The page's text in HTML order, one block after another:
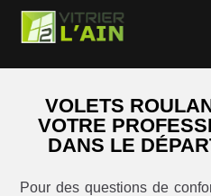
VOLETS
VOTRE
DANS LE
Pour des questions de